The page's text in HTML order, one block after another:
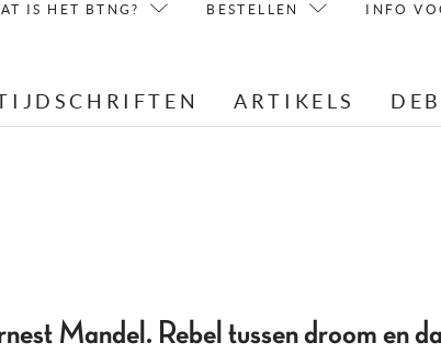
IS HET BTNG? BESTELLEN INFO
ARTIKELS
Mandel. Rebel tussen droom en